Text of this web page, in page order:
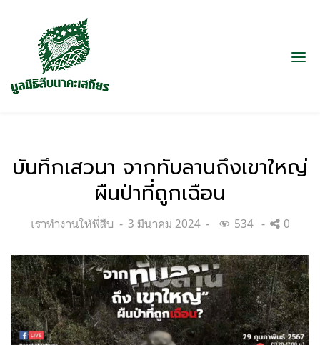
บันทึกเสวนา จากทับลานถึงเขาใหญ่
ผืนป่าที่ถูกเฉือน
Categories:
เราทำงานให้พี่สืบ
Posted
3 มีนาคม 2024 534 0